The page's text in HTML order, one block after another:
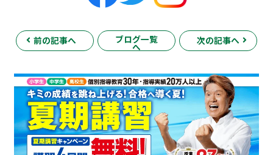
前の記事へ ブログ一覧
へ
次の記事へ